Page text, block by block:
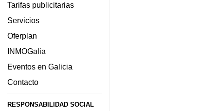
Tarifas publicitarias
Servicios
Oferplan
INMOGalia
Eventos en Galicia
Contacto
RESPONSABILIDAD SOCIAL